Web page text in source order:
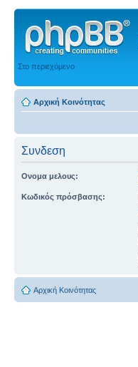
Στο περιεχόμενο
Αρχική Κοινότητας
Συνδεση
Ονομα μελους:
Κωδικός πρόσβασης:
Αρχική Κοινότητας